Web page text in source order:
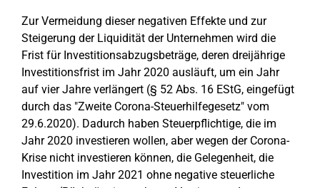
Zur Vermeidung dieser negativen Effekte und zur
Steigerung der Liquidität der Unternehmen wird die
Frist für Investitionsabzugsbeträge, deren dreijährige
Investitionsfrist im Jahr 2020 ausläuft, um ein Jahr
auf vier Jahre verlängert (§ 52 Abs. 16 EStG, eingefügt
durch das "Zweite Corona-Steuerhilfegesetz" vom
29.6.2020). Dadurch haben Steuerpflichtige, die im
Jahr 2020 investieren wollen, aber wegen der Corona-
Krise nicht investieren können, die Gelegenheit, die
Investition im Jahr 2021 ohne negative steuerliche